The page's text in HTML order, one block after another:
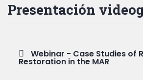
Presentación
Webinar - Case Studies of
Restoration in the MAR